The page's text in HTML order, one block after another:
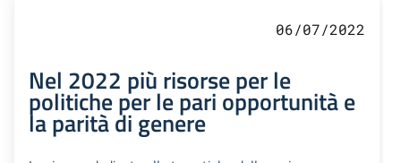
06/07/2022
Nel 2022 più risorse per le
politiche per le pari opportunità e
la parità di genere